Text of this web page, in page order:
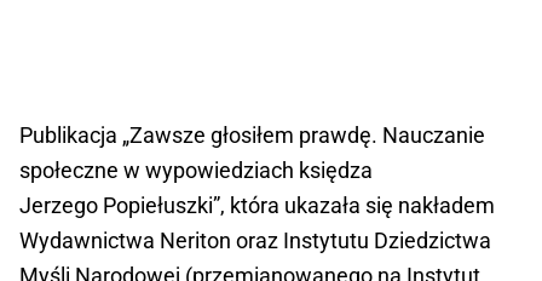
Publikacja „Zawsze głosiłem prawdę. Nauczanie
społeczne w wypowiedziach księdza
Jerzego Popiełuszki”, która ukazała się nakładem
Wydawnictwa Neriton oraz Instytutu Dziedzictwa
Myśli Narodowej (przemianowanego na Instytut